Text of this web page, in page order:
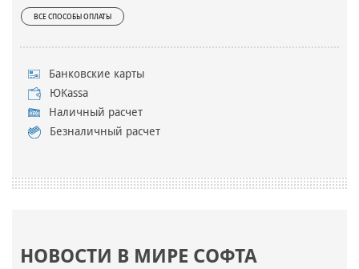
ВСЕ СПОСОБЫ ОПЛАТЫ
Банковские карты
ЮKassa
Наличный расчет
Безналичный расчет
НОВОСТИ В МИРЕ СОФТА